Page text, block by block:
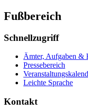
Fußbereich
Schnellzugriff
Ämter, Aufgaben &
Pressebereich
Leichte Sprache
Kontakt